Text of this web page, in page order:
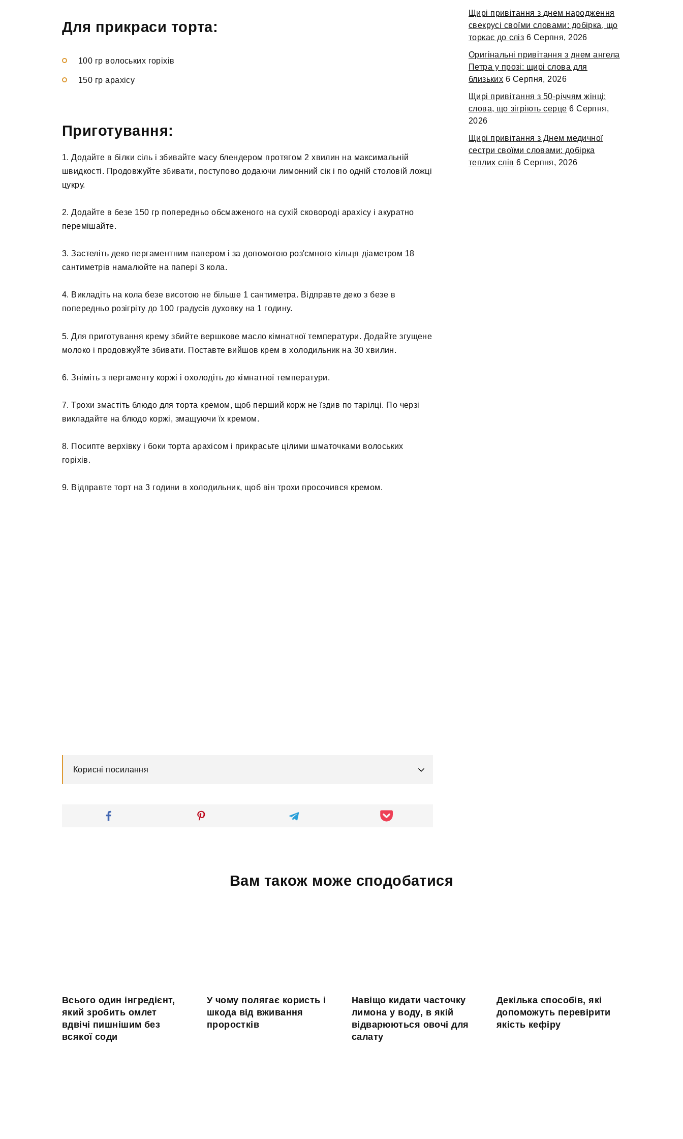
Для прикраси торта:
100 гр волоських горіхів
150 гр арахісу
Приготування:
1. Додайте в білки сіль і збивайте масу блендером протягом 2 хвилин на максимальній
швидкості. Продовжуйте збивати, поступово додаючи лимонний сік і по одній столовій ложці
цукру.
2. Додайте в безе 150 гр попередньо обсмаженого на сухій сковороді арахісу і акуратно
перемішайте.
3. Застеліть деко пергаментним папером і за допомогою роз'ємного кільця діаметром 18
сантиметрів намалюйте на папері 3 кола.
4. Викладіть на кола безе висотою не більше 1 сантиметра. Відправте деко з безе в
попередньо розігріту до 100 градусів духовку на 1 годину.
5. Для приготування крему збийте вершкове масло кімнатної температури. Додайте згущене
молоко і продовжуйте збивати. Поставте вийшов крем в холодильник на 30 хвилин.
6. Зніміть з пергаменту коржі і охолодіть до кімнатної температури.
7. Трохи змастіть блюдо для торта кремом, щоб перший корж не їздив по тарілці. По черзі
викладайте на блюдо коржі, змащуючи їх кремом.
8. Посипте верхівку і боки торта арахісом і прикрасьте цілими шматочками волоських
горіхів.
9. Відправте торт на 3 години в холодильник, щоб він трохи просочився кремом.
Корисні посилання
Щирі привітання з днем народження
свекрусі своїми словами: добірка, що
торкає до сліз 6 Серпня, 2026
Оригінальні привітання з днем ангела
Петра у прозі: щирі слова для
близьких 6 Серпня, 2026
Щирі привітання з 50-річчям жінці:
слова, що зігріють серце 6 Серпня,
2026
Щирі привітання з Днем медичної
сестри своїми словами: добірка
теплих слів 6 Серпня, 2026
Вам також може сподобатися
Всього один інгредієнт,
який зробить омлет
вдвічі пишнішим без
всякої соди
У чому полягає користь і
шкода від вживання
проростків
Навіщо кидати часточку
лимона у воду, в якій
відварюються овочі для
салату
Декілька способів, які
допоможуть перевірити
якість кефіру